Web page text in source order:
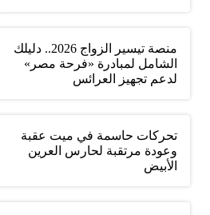
منصة تيسير الزواج 2026.. دليلك
الشامل لمبادرة «فرحة مصر»
لدعم تجهيز العرائس
تحركات حاسمة في ميت عقبة
وعودة مرتقبة لحارس العرين
الأبيض